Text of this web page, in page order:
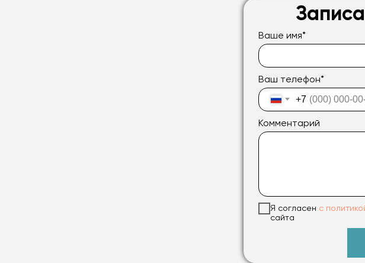
Ваше имя*
Ваш телефон*
+7
Комментарий
Я согласен с
сайта